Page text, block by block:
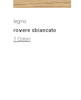
legno
rovere sbiancato
1 Colori